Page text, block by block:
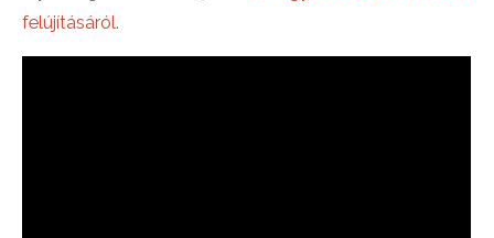
felújításáról.